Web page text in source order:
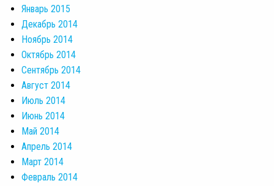
Январь 2015
Декабрь 2014
Ноябрь 2014
Октябрь 2014
Сентябрь 2014
Август 2014
Июль 2014
Июнь 2014
Май 2014
Апрель 2014
Март 2014
Февраль 2014